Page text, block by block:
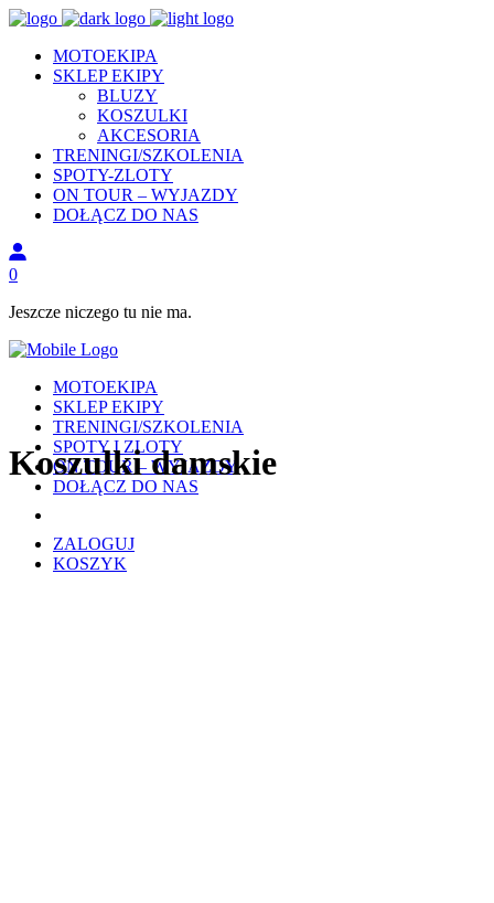
MOTOEKIPA
SKLEP EKIPY
BLUZY
KOSZULKI
AKCESORIA
TRENINGI/SZKOLENIA
SPOTY-ZLOTY
ON TOUR – WYJAZDY
DOŁĄCZ DO NAS
0
Jeszcze niczego tu nie ma.
MOTOEKIPA
SKLEP EKIPY
TRENINGI/SZKOLENIA
SPOTY I ZLOTY
ON TOUR – WYJAZDY
DOŁĄCZ DO NAS
ZALOGUJ
KOSZYK
Koszulki damskie